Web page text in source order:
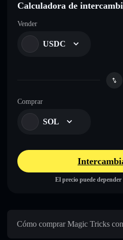
Calculadora de
Vender
USDC
Comprar
SOL
El precio puede
Cómo comprar Magic Tricks